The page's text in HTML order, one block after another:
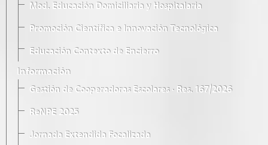
Mod. Educación Domiciliaria y Hospitalaria
Promoción Científica e Innovación Tecnológica
Educación Contexto de Encierro
Información
Gestión de Cooperadoras Escolares · Res. 167/2026
ReNPE 2025
Jornada Extendida Focalizada